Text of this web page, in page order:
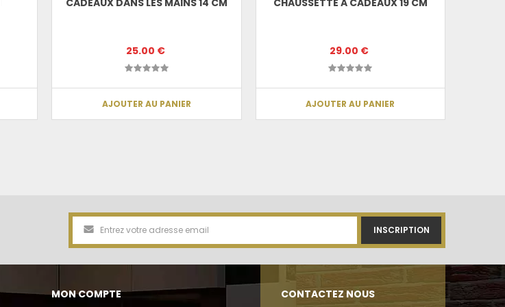
25.00 €
AJOUTER AU PANIER
29.00 €
AJOUTER AU PANIER
INSCRIPTION
MON COMPTE CONTACTEZ NOUS